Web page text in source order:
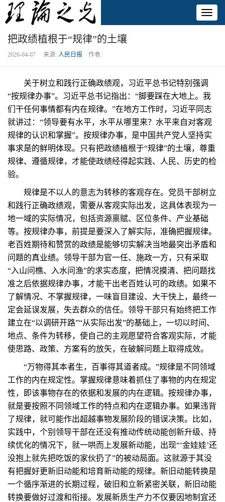
把政绩植根于“规律”的土壤
2026-04-07 来源: 人民日报 作者:
关于树立和践行正确政绩观，习近平总书记特别强调
“按规律办事”。习近平总书记指出：“脚要踩在大地上。我
们干任何事情都有内在规律。”在地方工作时，习近平同志
就讲过：“领导要有水平，水平从哪里来？水平来自对客观
规律的认识和掌握”。按规律办事，是中国共产党人坚持实
事求是的鲜明体现。只有把政绩植根于“规律”的土壤，尊重
规律、遵循规律，才能使政绩经得起实践、人民、历史的检
验。
规律是不以人的意志为转移的客观存在。党员干部树立
和践行正确政绩观，需要从客观实际出发，这具体表现为一
地一域的实际情况，包括资源禀赋、区位条件、产业基础
等。按规律办事，前提是要深入了解实际，准确把握规律。
老百姓期待和赞赏的政绩是能够切实解决当地最突出矛盾和
问题的真业绩。领导干部为官一任、施政一方，只有采取
“入山问樵、入水问渔”的求实态度，把情况摸清、把问题找
准之后依据规律办事，才能干出老百姓认可的政绩。如果不
了解情况、不掌握规律，一味盲目建设、大干快上，最终一
定会延误发展，失去群众的信任。领导干部只有始终把工作
建立在“以调研开路”“从实际出发”的基础上，一切以时间、
地点、条件为转移，使自己的主观愿望符合客观实际，才能
使思路、政策、方案有的放矢，在破解问题上取得成效。
“万物得其本者生，百事得其道者成。”规律是不同领域
工作的内在规定性。掌握规律意味着抓住了事物的内在规定
性，即该事物存在的依据和发展的内在逻辑。按规律办事，
就是要按照不同领域工作的特点和内在逻辑办事。如果违背
了规律，就可能作出超越事物发展阶段的错误决策。比如，
实践中，个别领导干部在还没有推动传统动能创新升级、持
续优化的情况下，就一哄而上发展新动能，出现“‘金娃娃’还
没抱上就先把吃饭的家伙扔了”的被动局面。这就源于其没
有把握好更新旧动能和培育新动能的规律。新旧动能转换是
一个循序渐进的长期过程，破旧和立新紧密关联，新旧动能
转换要做好过渡和衔接。发展新质生产力不仅要因地制宜还